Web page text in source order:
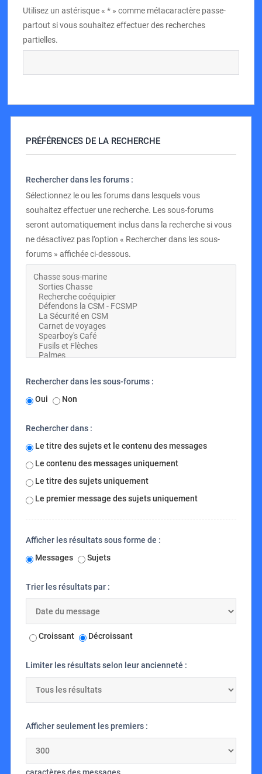
Utilisez un astérisque « * » comme métacaractère passe-
partout si vous souhaitez effectuer des recherches
partielles.
PRÉFÉRENCES DE LA RECHERCHE
Rechercher dans les forums :
Sélectionnez le ou les forums dans lesquels vous
souhaitez effectuer une recherche. Les sous-forums
seront automatiquement inclus dans la recherche si vous
ne désactivez pas l’option « Rechercher dans les sous-
forums » affichée ci-dessous.
Rechercher dans les sous-forums :
Oui
Non
Rechercher dans :
Le titre des sujets et le contenu des messages
Le contenu des messages uniquement
Le titre des sujets uniquement
Le premier message des sujets uniquement
Afficher les résultats sous forme de :
Messages
Sujets
Trier les résultats par :
Croissant Décroissant
Limiter les résultats selon leur ancienneté :
Afficher seulement les premiers :